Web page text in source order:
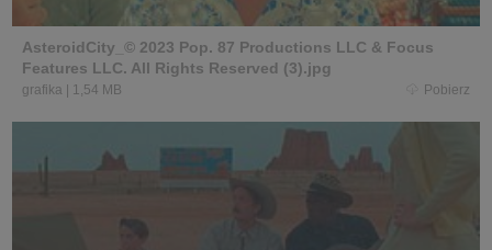
AsteroidCity_© 2023 Pop. 87 Productions LLC & Focus
Features LLC. All Rights Reserved (3).jpg
grafika 1,54 MB Pobierz